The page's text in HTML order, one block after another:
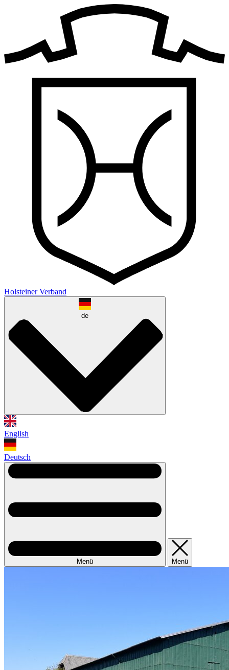
Holsteiner Verband
de
English
Deutsch
Menü Menü